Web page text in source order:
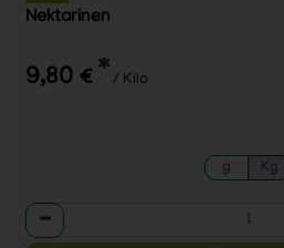
Nektarinen
9,80 € * / Kilo
g Kg
Anzahl